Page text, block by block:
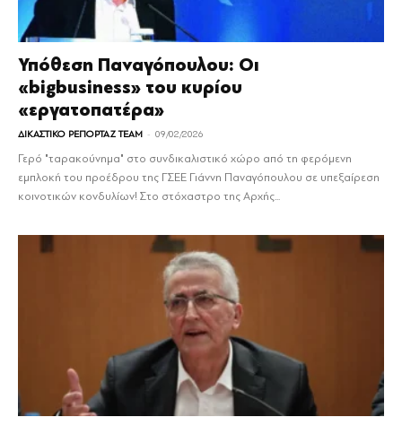
Υπόθεση Παναγόπουλου: Οι
«bigbusiness» του κυρίου
«εργατοπατέρα»
ΔΙΚΑΣΤΙΚΟ ΡΕΠΟΡΤΑΖ TEAM - 09/02/2026
Γερό "ταρακούνημα" στο συνδικαλιστικό χώρο από τη φερόμενη
εμπλοκή του προέδρου της ΓΣΕΕ Γιάννη Παναγόπουλου σε υπεξαίρεση
κοινοτικών κονδυλίων! Στο στόχαστρο της Αρχής...